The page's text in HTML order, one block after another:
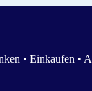
• Einkaufen •